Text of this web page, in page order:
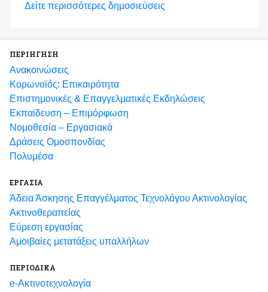
Δείτε περισσότερες δημοσιεύσεις
ΠΕΡΙΗΓΗΣΗ
Ανακοινώσεις
Κορωνοϊός: Επικαιρότητα
Eπιστημονικές & Επαγγελματικές Eκδηλώσεις
Εκπαίδευση – Επιμόρφωση
Νομοθεσία – Εργασιακά
Δράσεις Ομοσπονδίας
Πολυμέσα
ΕΡΓΑΣΙΑ
Άδεια Άσκησης Επαγγέλματος Τεχνολόγου Ακτινολογίας
Ακτινοθεραπείας
Εύρεση εργασίας
Αμοιβαίες μετατάξεις υπαλλήλων
ΠΕΡΙΟΔΙΚΑ
e-Ακτινοτεχνολογία